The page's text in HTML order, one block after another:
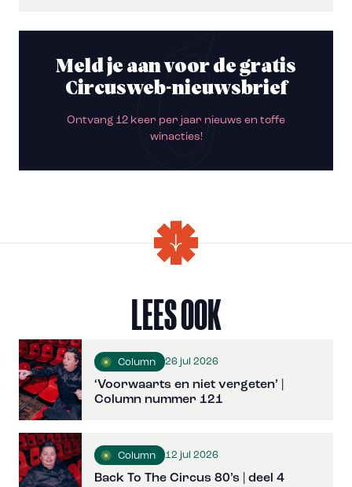
Meld je aan voor de gratis
Circusweb-nieuwsbrief
Ontvang 12 keer per jaar nieuws en toffe
winacties!
LEES OOK
Column 26 jul 2026
‘Voorwaarts en niet vergeten’ |
Column nummer 121
Column 12 jul 2026
Back To The Circus 80’s | deel 4